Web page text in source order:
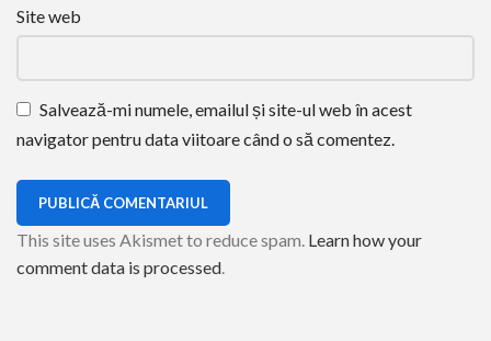
Site web
Salvează-mi numele, emailul și site-ul web în acest
navigator pentru data viitoare când o să comentez.
This site uses Akismet to reduce spam. Learn how your
comment data is processed.